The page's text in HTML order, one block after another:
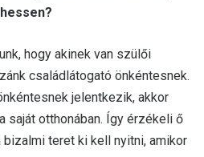
hogy akinek van szülői
családlátogató önkéntesnek.
jelentkezik, akkor
saját otthonában. Így érzékeli ő
teret ki kell nyitni, amikor